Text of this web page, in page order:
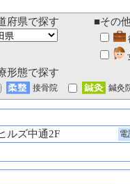
府県で探す ■その
形態で探す
接骨院 鍼灸
ルズ中通2F 電